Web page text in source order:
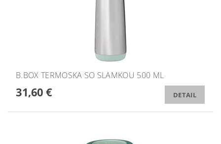
B.BOX TERMOSKA SO SLAMKOU 500 ML
31,60 € DETAIL